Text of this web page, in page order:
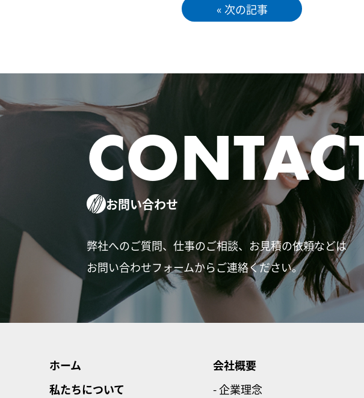
« 次の記事
お問い合わせ
弊社へのご質問、仕事のご相談、お見積の依頼などは
お問い合わせフォームからご連絡ください。
ホーム
私たちについて
会社概要
- 企業理念